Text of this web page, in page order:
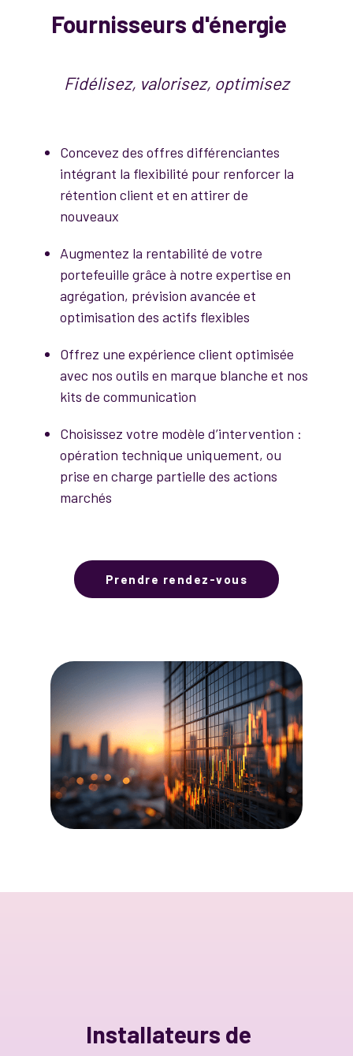
Fournisseurs d'énergie
Fidélisez, valorisez, optimisez
Concevez des offres différenciantes
intégrant la flexibilité pour renforcer la
rétention client et en attirer de
nouveaux
Augmentez la rentabilité de votre
portefeuille grâce à notre expertise en
agrégation, prévision avancée et
optimisation des actifs flexibles
Offrez une expérience client optimisée
avec nos outils en marque blanche et nos
kits de communication
Choisissez votre modèle d’intervention :
opération technique uniquement, ou
prise en charge partielle des actions
marchés
Prendre rendez-vous
Installateurs de